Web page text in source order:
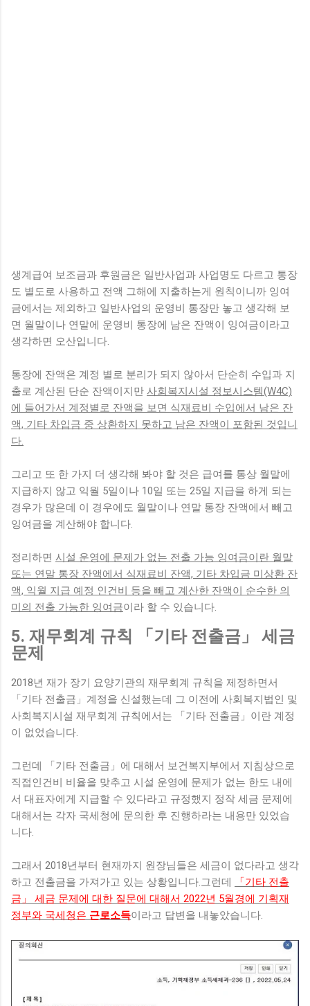
생계급여 보조금과 후원금은 일반사업과 사업명도 다르고 통장
도 별도로 사용하고 전액 그해에 지출하는게 원칙이니까 잉여
금에서는 제외하고 일반사업의 운영비 통장만 놓고 생각해 보
면 월말이나 연말에 운영비 통장에 남은 잔액이 잉여금이라고
생각하면 오산입니다.
통장에 잔액은 계정 별로 분리가 되지 않아서 단순히 수입과 지
출로 계산된 단순 잔액이지만 사회복지시설 정보시스템(W4C)
에 들어가서 계정별로 잔액을 보면 식재료비 수입에서 남은 잔
액, 기타 차입금 중 상환하지 못하고 남은 잔액이 포함된 것입니
다.
그리고 또 한 가지 더 생각해 봐야 할 것은 급여를 통상 월말에
지급하지 않고 익월 5일이나 10일 또는 25일 지급을 하게 되는
경우가 많은데 이 경우에도 월말이나 연말 통장 잔액에서 빼고
잉여금을 계산해야 합니다.
정리하면 시설 운영에 문제가 없는 전출 가능 잉여금이란 월말
또는 연말 통장 잔액에서 식재료비 잔액, 기타 차입금 미상환 잔
액, 익월 지급 예정 인건비 등을 빼고 계산한 잔액이 순수한 의
미의 전출 가능한 잉여금이라 할 수 있습니다.
5. 재무회계 규칙 「기타 전출금」 세금
문제
2018년 재가 장기 요양기관의 재무회계 규칙을 제정하면서
「기타 전출금」계정을 신설했는데 그 이전에 사회복지법인 및
사회복지시설 재무회계 규칙에서는 「기타 전출금」이란 계정
이 없었습니다.
그런데 「기타 전출금」에 대해서 보건복지부에서 지침상으로
직접인건비 비율을 맞추고 시설 운영에 문제가 없는 한도 내에
서 대표자에게 지급할 수 있다라고 규정했지 정작 세금 문제에
대해서는 각자 국세청에 문의한 후 진행하라는 내용만 있었습
니다.
그래서 2018년부터 현재까지 원장님들은 세금이 없다라고 생각
하고 전출금을 가져가고 있는 상황입니다.그런데
「기타 전출
금」 세금 문제에 대한 질문에 대해서 2022년 5월경에 기획재
정부와 국세청은 근로소득이라고 답변을 내놓았습니다.